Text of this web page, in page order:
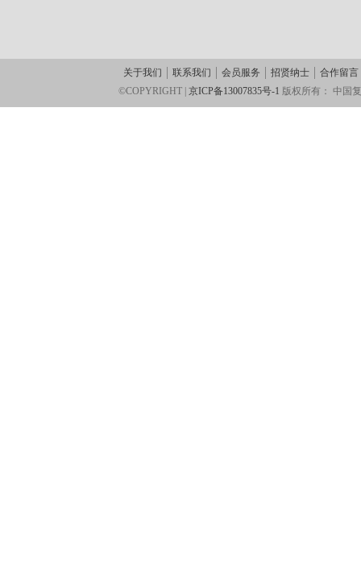
关于我们 联系我们 会员服务 招贤纳士
合作留言
©COPYRIGHT | 京ICP备13007835号-1 版权所有： 中国